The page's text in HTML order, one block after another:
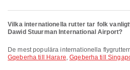
Vilka internationella rutter tar folk
Dawid Stuurman International Airport?
De mest populära internationella
Gqeberha till Harare,Gqeberha till